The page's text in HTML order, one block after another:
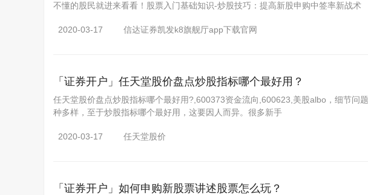
不懂的股民就进来看看！股票入门基础知识-炒股技巧：提高新股申购中签率新战术
2020-03-17 信达证券凯发k8旗舰厅app下载官网
「证券开户」 任天堂股价盘点炒股指标哪个最好用？
任天堂股价盘点炒股指标哪个最好用?,600373资金流向,600623,美股albo，细节问
种多样，至于炒股指标哪个最好用，这要因人而异。很多新手
2020-03-17 任天堂股价
「证券开户」 如何申购新股票讲述股票怎么玩？